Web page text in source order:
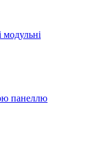
панеллю